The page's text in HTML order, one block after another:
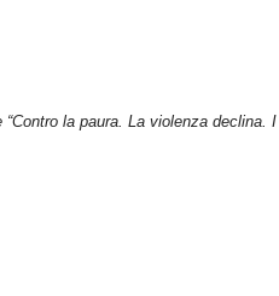
la paura. La violenza